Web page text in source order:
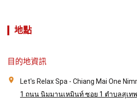
地點
目的地資訊
Let's Relax Spa - Chiang Mai One
1 ถนน นิมมานเหมินท์ ซอย 1 ตำบลสุเทพ